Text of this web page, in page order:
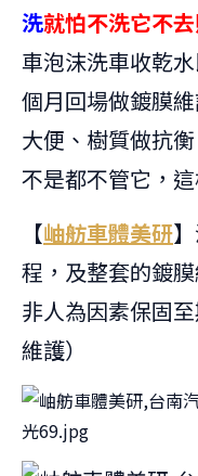
洗就怕不洗它不
車泡沫洗車收乾
個月回場做鍍膜
大便、樹質做抗
不是都不管它，
【岫舫車體美研】
程，及整套的鍍
非人為因素保固
維護）